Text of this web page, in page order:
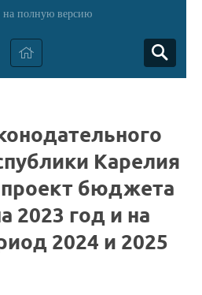
на полную версию
Карелия
бюджета
2023 год и на
2024 и 2025